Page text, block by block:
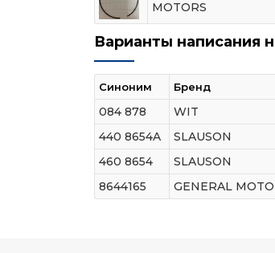
MOTORS
Варианты написания
Синоним Бренд
084 878
WIT
440 8654A
SLAUSON
460 8654
SLAUSON
8644165
GENERAL